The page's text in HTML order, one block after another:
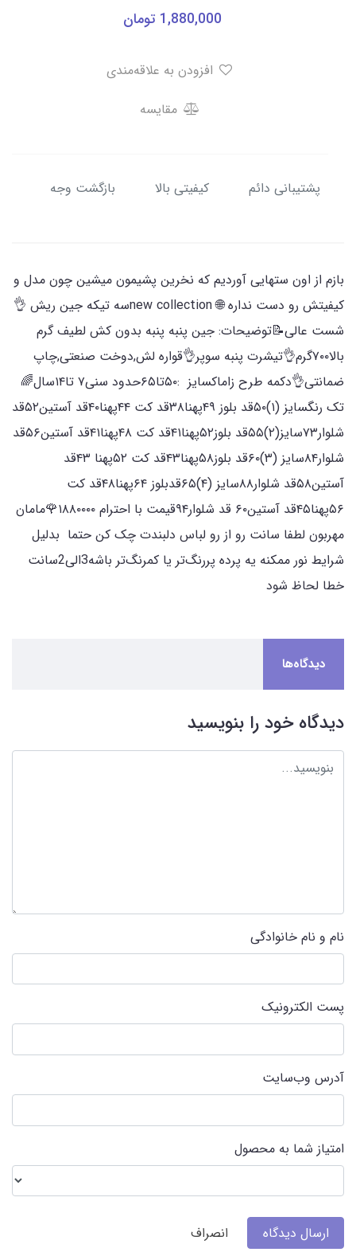
1,880,000 تومان
مقایسه
پشتیبانی دائم کیفیتی بالا بازگشت وجه
بازم از اون ستهایی آوردیم که نخرین پشیمون میشین چون‌ مدل و
کیفیتش رو دست نداره 🌐 new collectionسه تیکه جین ریش 👌
شست عالی📝توضیحات: جین پنبه پنبه بدون کش لطیف گرم
بالا۷۰۰گرم👌تیشرت پنبه سوپر👌قواره لش,دوخت صنعتی,چاپ
ضمانتی👌دکمه طرح زاماکسایز :۵۰تا۶۵حدود سنی۷ تا۱۴سال🌈
تک رنگسایز (۱)۵۰قد بلوز ۴۹پهنا۳۸قد کت ۴۴پهنا۴۰قد آستین۵۲قد
شلوار۷۳سایز(۲)۵۵قد بلوز۵۲پهنا۴۱قد کت ۴۸پهنا۴۱قد آستین۵۶قد
شلوار۸۴سایز (۳)۶۰قد بلوز۵۸پهنا۴۳قد کت ۵۲پهنا ۴۳قد
آستین۵۸قد شلوار۸۸سایز (۴)۶۵قدبلوز ۶۴پهنا۴۸قد کت
۵۶پهنا۴۵قد آستین۶۰ قد شلوار۹۴قیمت با احترام ۱۸۸۰۰۰۰🌹مامان
مهربون لطفا سانت رو از رو لباس دلبندت چک کن حتما بدلیل
شرایط نور ممکنه یه پرده پررنگ‌تر یا کمرنگ‌تر باشه3الی2سانت
خطا لحاظ شود
دیدگاه‌ها
دیدگاه خود را بنویسید
نام و نام خانوادگی
پست الکترونیک
آدرس وب‌سایت
امتیاز شما به محصول
ارسال دیدگاه انصراف